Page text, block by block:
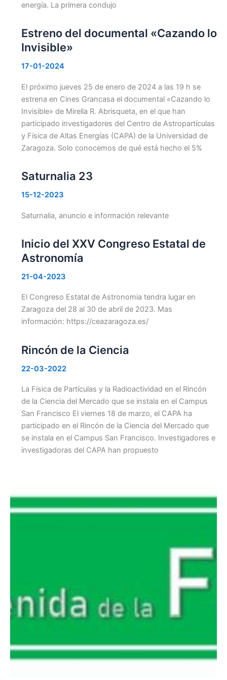
energía. La primera condujo
Estreno del documental «Cazando lo
Invisible»
17-01-2024
El próximo jueves 25 de enero de 2024 a las 19 h se
estrena en Cines Grancasa el documental «Cazando lo
Invisible» de Mirella R. Abrisqueta, en el que han
participado investigadores del Centro de Astropartículas
y Física de Altas Energías (CAPA) de la Universidad de
Zaragoza. Solo conocemos de qué está hecho el 5%
Saturnalia 23
15-12-2023
Saturnalia, anuncio e información relevante
Inicio del XXV Congreso Estatal de
Astronomía
21-04-2023
El Congreso Estatal de Astronomia tendra lugar en
Zaragoza del 28 al 30 de abril de 2023. Mas
información: https://ceazaragoza.es/
Rincón de la Ciencia
22-03-2022
La Física de Partículas y la Radioactividad en el Rincón
de la Ciencia del Mercado que se instala en el Campus
San Francisco El viernes 18 de marzo, el CAPA ha
participado en el Rincón de la Ciencia del Mercado que
se instala en el Campus San Francisco. Investigadores e
investigadoras del CAPA han propuesto